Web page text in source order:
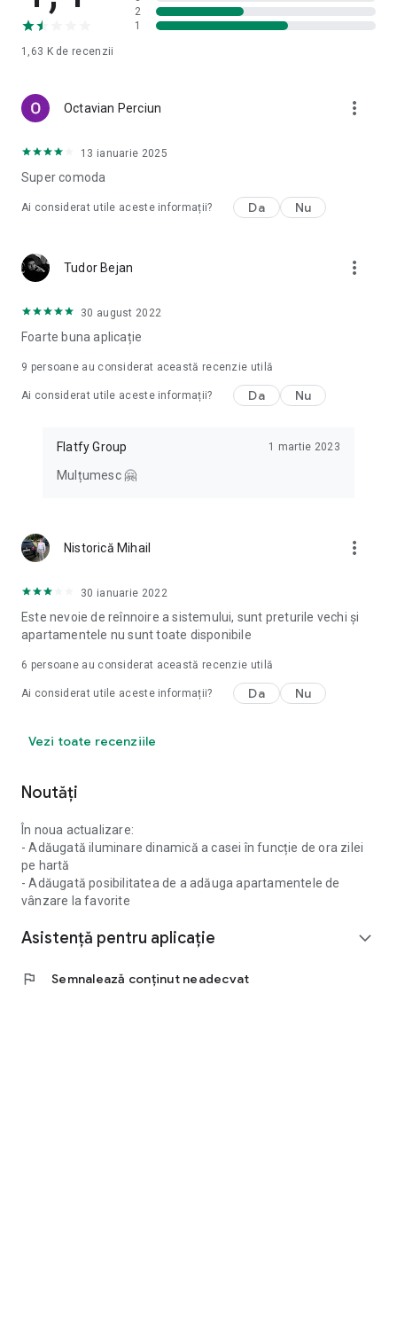
1,63 Kde recenzii
2
1
Octavian Perciun more_vert
13 ianuarie 2025
Super comoda
Ai considerat utile aceste informații? Da Nu
Tudor Bejan more_vert
30 august 2022
Foarte buna aplicație
9 persoane au considerat această recenzie utilă
Ai considerat utile aceste informații? Da Nu
Flatfy Group 1 martie 2023
Mulțumesc 🤗
Nistorică Mihail more_vert
30 ianuarie 2022
Este nevoie de reînnoire a sistemului, sunt preturile vechi și
apartamentele nu sunt toate disponibile
6 persoane au considerat această recenzie utilă
Ai considerat utile aceste informații? Da Nu
Vezi toate recenziile
Noutăți
În noua actualizare:
- Adăugată iluminare dinamică a casei în funcție de ora zilei
pe hartă
- Adăugată posibilitatea de a adăuga apartamentele de
vânzare la favorite
Asistență pentru aplicație expand_more
flag Semnalează conținut neadecvat